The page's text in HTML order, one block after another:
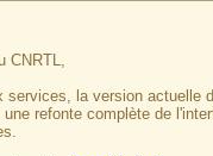
CNRTL,
la version actuelle
une refonte complète de